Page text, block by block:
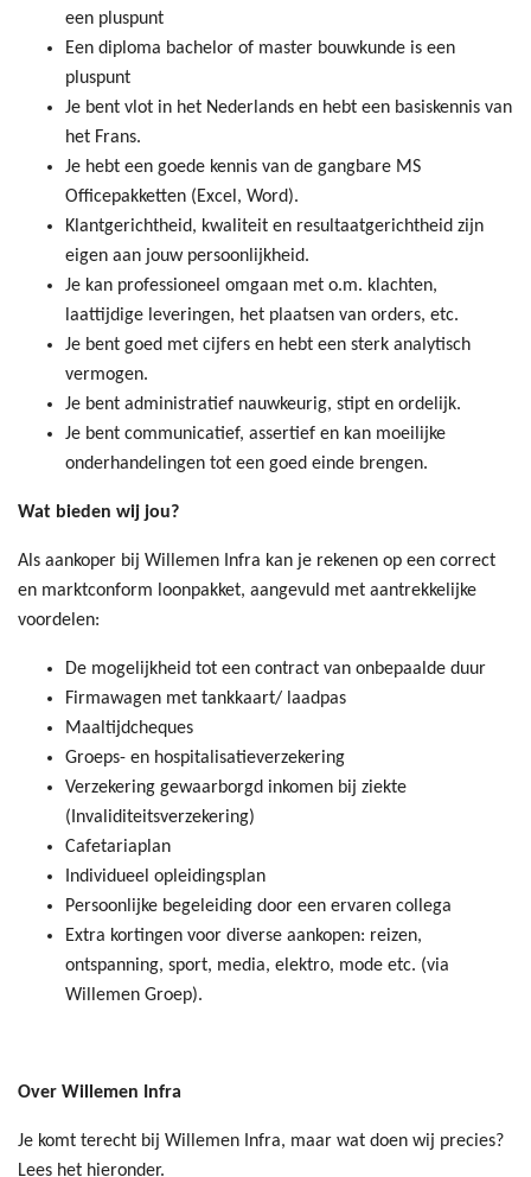
een pluspunt
Een diploma bachelor of master bouwkunde is een
pluspunt
Je bent vlot in het Nederlands en hebt een basiskennis van
het Frans.
Je hebt een goede kennis van de gangbare MS
Officepakketten (Excel, Word).
Klantgerichtheid, kwaliteit en resultaatgerichtheid zijn
eigen aan jouw persoonlijkheid.
Je kan professioneel omgaan met o.m. klachten,
laattijdige leveringen, het plaatsen van orders, etc.
Je bent goed met cijfers en hebt een sterk analytisch
vermogen.
Je bent administratief nauwkeurig, stipt en ordelijk.
Je bent communicatief, assertief en kan moeilijke
onderhandelingen tot een goed einde brengen.
Wat bieden wij jou?
Als aankoper bij Willemen Infra kan je rekenen op een correct
en marktconform loonpakket, aangevuld met aantrekkelijke
voordelen:
De mogelijkheid tot een contract van onbepaalde duur
Firmawagen met tankkaart/ laadpas
Maaltijdcheques
Groeps- en hospitalisatieverzekering
Verzekering gewaarborgd inkomen bij ziekte
(Invaliditeitsverzekering)
Cafetariaplan
Individueel opleidingsplan
Persoonlijke begeleiding door een ervaren collega
Extra kortingen voor diverse aankopen: reizen,
ontspanning, sport, media, elektro, mode etc. (via
Willemen Groep).
Over Willemen Infra
Je komt terecht bij Willemen Infra, maar wat doen wij precies?
Lees het hieronder.